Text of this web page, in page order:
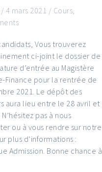
/ 4 mars 2021 / Cours,
Vous trouverez
ci-joint le dossier de
d’entrée au Magistère
Finance pour la rentrée de
2021. Le dépôt des
aura lieu entre le 28 avril et
pas à nous
ou à vous rendre sur notre
plus d’informations :
Admission. Bonne chance à